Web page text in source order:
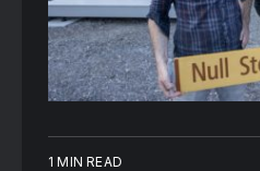
1 MIN READ